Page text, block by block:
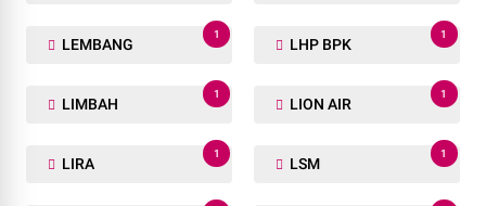
LEMBANG
1
LHP BPK
1
LIMBAH
1
LION AIR
1
LIRA
1
LSM
1